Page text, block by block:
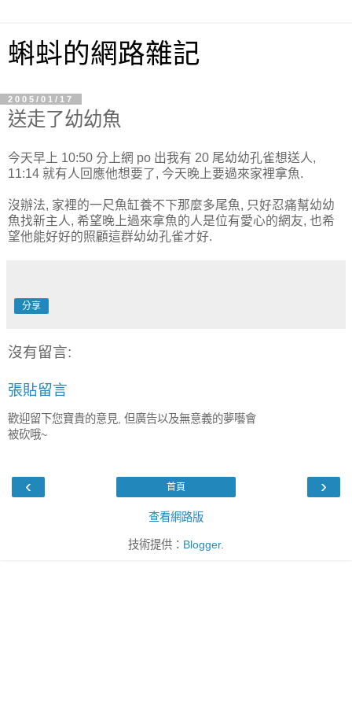
蝌蚪的網路雜記
2005/01/17
送走了幼幼魚
今天早上 10:50 分上網 po 出我有 20 尾幼幼孔雀想送人,
11:14 就有人回應他想要了, 今天晚上要過來家裡拿魚.
沒辦法, 家裡的一尺魚缸養不下那麼多尾魚, 只好忍痛幫幼幼
魚找新主人, 希望晚上過來拿魚的人是位有愛心的網友, 也希
望他能好好的照顧這群幼幼孔雀才好.
分享
沒有留言:
張貼留言
歡迎留下您寶貴的意見, 但廣告以及無意義的夢囈會
被砍哦~
‹ ›
首頁
查看網路版
技術提供： Blogger.